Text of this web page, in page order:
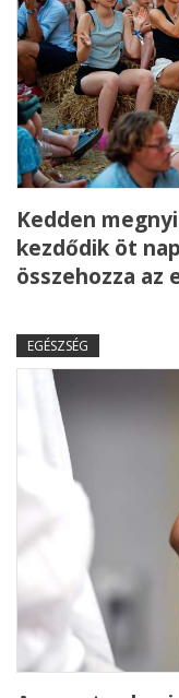
Kedden
kezdődik öt
összehozza az
EGÉSZSÉG